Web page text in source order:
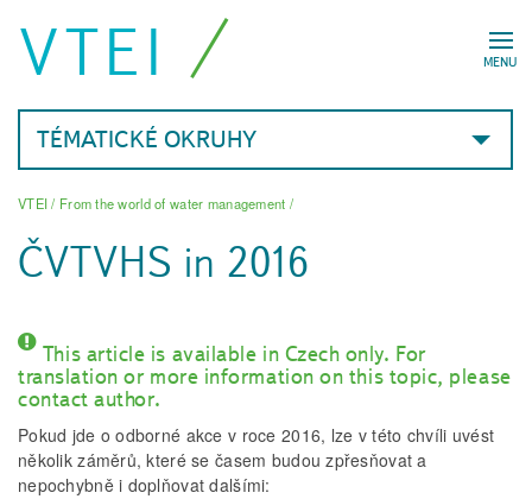
MENU
VTEI
TÉMATICKÉ OKRUHY
VTEI/ From the world of water management /
ČVTVHS in 2016
This article is available in Czech only. For
translation or more information on this topic, please
contact author.
Pokud jde o odborné akce v roce 2016, lze v této chvíli uvést
několik záměrů, které se časem budou zpřesňovat a
nepochybně i doplňovat dalšími: